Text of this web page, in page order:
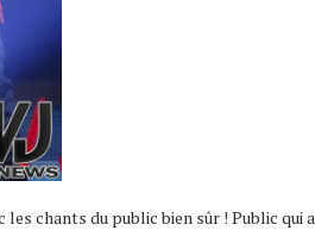
chants du public bien sûr ! Public qui a